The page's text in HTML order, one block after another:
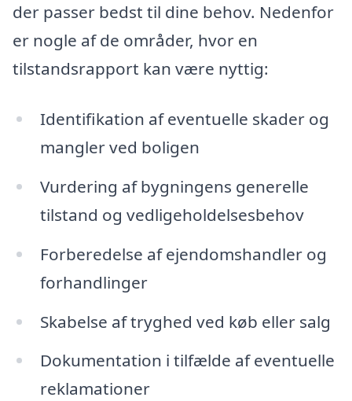
der passer bedst til dine behov. Nedenfor
er nogle af de områder, hvor en
tilstandsrapport kan være nyttig:
Identifikation af eventuelle skader og
mangler ved boligen
Vurdering af bygningens generelle
tilstand og vedligeholdelsesbehov
Forberedelse af ejendomshandler og
forhandlinger
Skabelse af tryghed ved køb eller salg
Dokumentation i tilfælde af eventuelle
reklamationer